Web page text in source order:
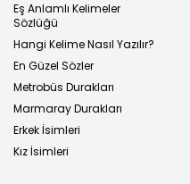
Eş Anlamlı Kelimeler
Sözlüğü
Hangi Kelime Nasıl Yazılır?
En Güzel Sözler
Metrobüs Durakları
Marmaray Durakları
Erkek İsimleri
Kız İsimleri